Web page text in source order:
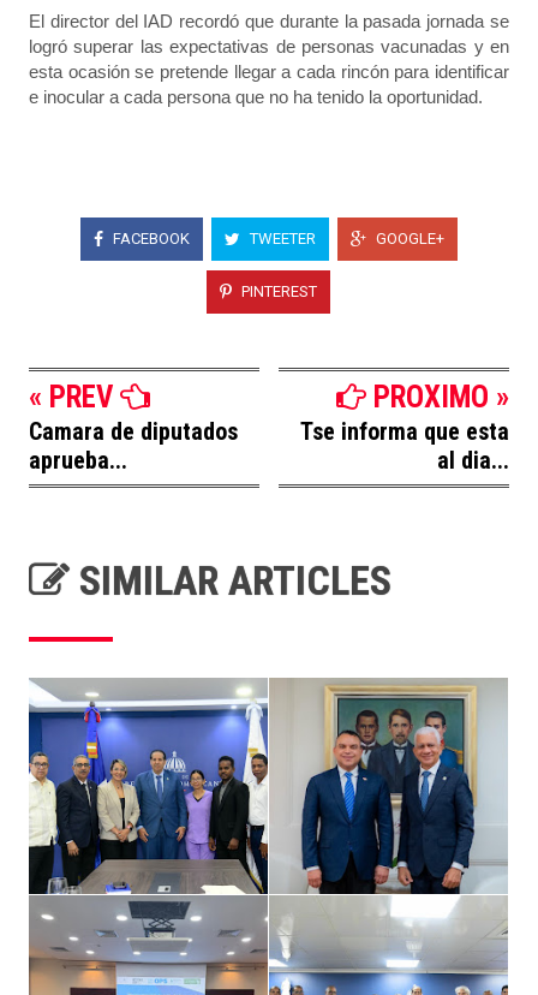
El director del IAD recordó que durante la pasada jornada se
logró superar las expectativas de personas vacunadas y en
esta ocasión se pretende llegar a cada rincón para identificar
e inocular a cada persona que no ha tenido la oportunidad.
FACEBOOK TWEETER GOOGLE+
PINTEREST
« PREV
Camara de diputados
aprueba...
PROXIMO »
Tse informa que esta
al dia...
SIMILAR ARTICLES